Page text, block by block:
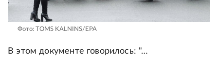
Фото: TOMS KALNINS/EPA
В этом документе говорилось: "…